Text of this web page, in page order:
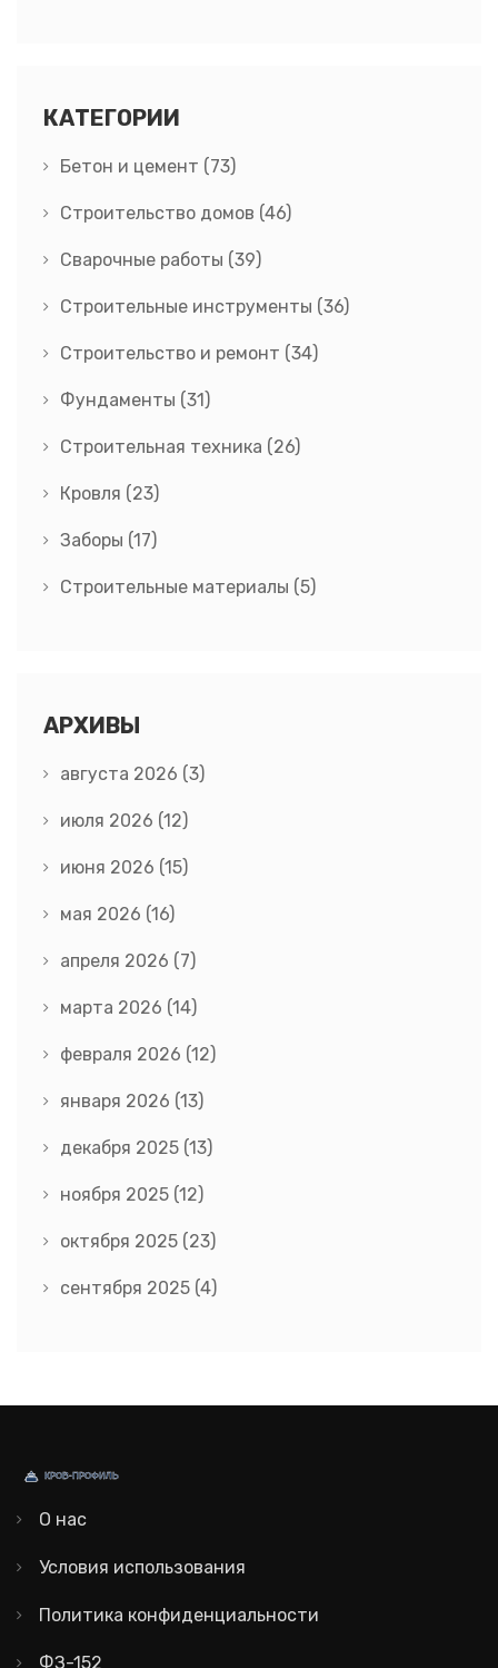
КАТЕГОРИИ
Бетон и цемент (73)
Строительство домов (46)
Сварочные работы (39)
Строительные инструменты (36)
Строительство и ремонт (34)
Фундаменты (31)
Строительная техника (26)
Кровля (23)
Заборы (17)
Строительные материалы (5)
АРХИВЫ
августа 2026 (3)
июля 2026 (12)
июня 2026 (15)
мая 2026 (16)
апреля 2026 (7)
марта 2026 (14)
февраля 2026 (12)
января 2026 (13)
декабря 2025 (13)
ноября 2025 (12)
октября 2025 (23)
сентября 2025 (4)
О нас
Условия использования
Политика конфиденциальности
ФЗ-152